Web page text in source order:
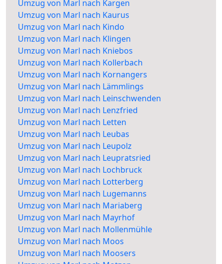
Umzug von Marl nach Kargen
Umzug von Marl nach Kaurus
Umzug von Marl nach Kindo
Umzug von Marl nach Klingen
Umzug von Marl nach Kniebos
Umzug von Marl nach Kollerbach
Umzug von Marl nach Kornangers
Umzug von Marl nach Lämmlings
Umzug von Marl nach Leinschwenden
Umzug von Marl nach Lenzfried
Umzug von Marl nach Letten
Umzug von Marl nach Leubas
Umzug von Marl nach Leupolz
Umzug von Marl nach Leupratsried
Umzug von Marl nach Lochbruck
Umzug von Marl nach Lotterberg
Umzug von Marl nach Lugemanns
Umzug von Marl nach Mariaberg
Umzug von Marl nach Mayrhof
Umzug von Marl nach Mollenmühle
Umzug von Marl nach Moos
Umzug von Marl nach Moosers